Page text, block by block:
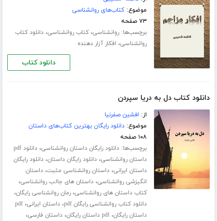
موضوع:کتاب‌های روانشناسی
۷۳ صفحه
برچسب‌ها:روانشناسی،کتاب روانشناسی،دانلود کتاب
روانشناسی، افکار آزار دهنده
دانلود کتاب
دانلود کتاب دل به دریا سپردن
از: افشین صفرنیا
موضوع:دانلود رایگان بهترین کتاب‌های داستان
۱۰۸ صفحه
برچسب‌ها:دانلود رایگان داستان روانشناسی،
دانلود pdf
داستان روانشناسی،دانلود رایگان داستان،دانلود رایگان
داستان ایرانی،داستان روانشناسی مثبت،داستان
انگیزشی روانشناسی،داستان های جالب روانشناسی،
کتاب داستان های روانشناسی،رمان روانشناسی رایگان،
دانلود کتاب روانشناسی رایگان pdf ،داستان ایرانی،pdf
داستان رایگان،pdf داستان رایگان ،داستان فارسی،